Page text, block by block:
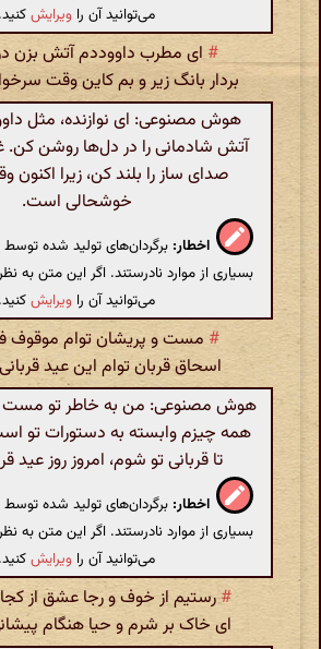
می‌توانید آن را ویرایشکنید.
# ای مطرب داووددم آتش بزن
بردار بانگ زیر و بم کاین وقت
هوش مصنوعی: ای نوازنده، مثل
آتش شادمانی را در دل‌ها روشن کن.
صدای ساز را بلند کن، زیرا
خوشحالی است.
اخطار: برگردان‌های تولید شده
بسیاری از موارد نادرستند. اگر این متن به
می‌توانید آن را ویرایشکنید.
# مست و پریشان توام موقوف
اسحاق قربان توام این عید
هوش مصنوعی: من به خاطر تو مست
همه چیزم وابسته به دستورات تو
تا قربانی تو شوم، امروز روز عید
اخطار: برگردان‌های تولید شده
بسیاری از موارد نادرستند. اگر این متن به
می‌توانید آن را ویرایشکنید.
#رستیم از خوف و رجا عشق از
ای خاک بر شرم و حیا هنگام